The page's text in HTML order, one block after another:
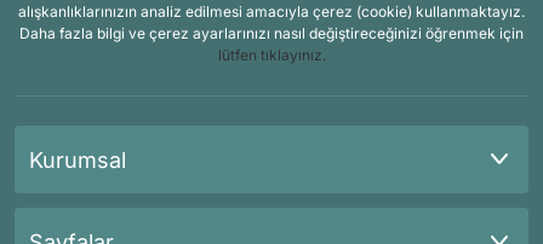
alışkanlıklarınızın analiz edilmesi amacıyla çerez (cookie) kullanmaktayız.
Daha fazla bilgi ve çerez ayarlarınızı nasıl değiştireceğinizi öğrenmek için
lütfen tıklayınız.
Kurumsal